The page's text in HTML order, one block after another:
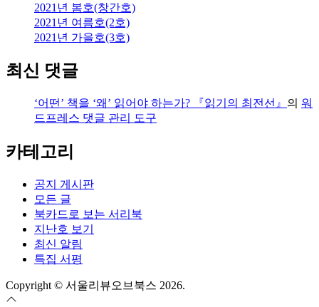
2021년 봄호(창간호)
2021년 여름호(2호)
2021년 가을호(3호)
최신 댓글
‘어떤’ 책을 ‘왜’ 읽어야 하는가? 『읽기의 최전선』 의 워
드프레스 댓글 관리 도구
카테고리
공지 게시판
모든 글
북카드로 보는 서리북
지난호 보기
최신 알림
특집 서평
Copyright © 서울리뷰오브북스 2026.